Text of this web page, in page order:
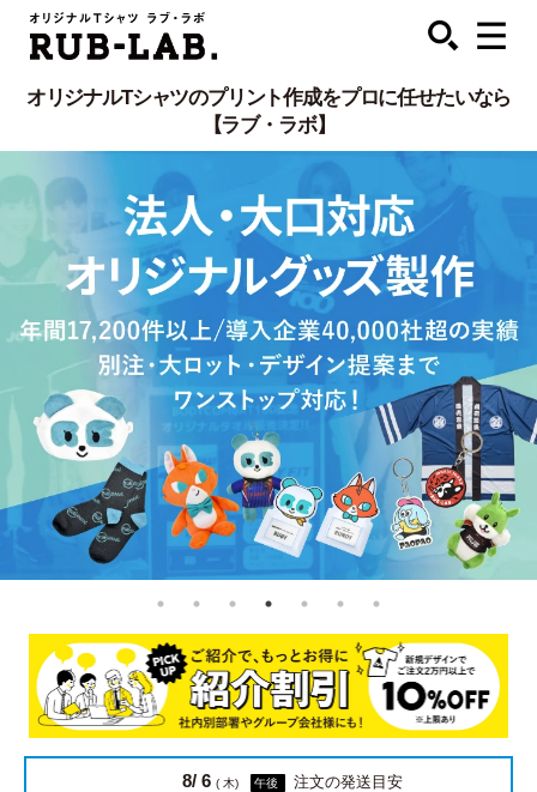
オリジナルTシャツのプリント作成をプロに任せたいなら
【ラブ・ラボ】
8/ 6 ( 木) 午後 注文の発送目安